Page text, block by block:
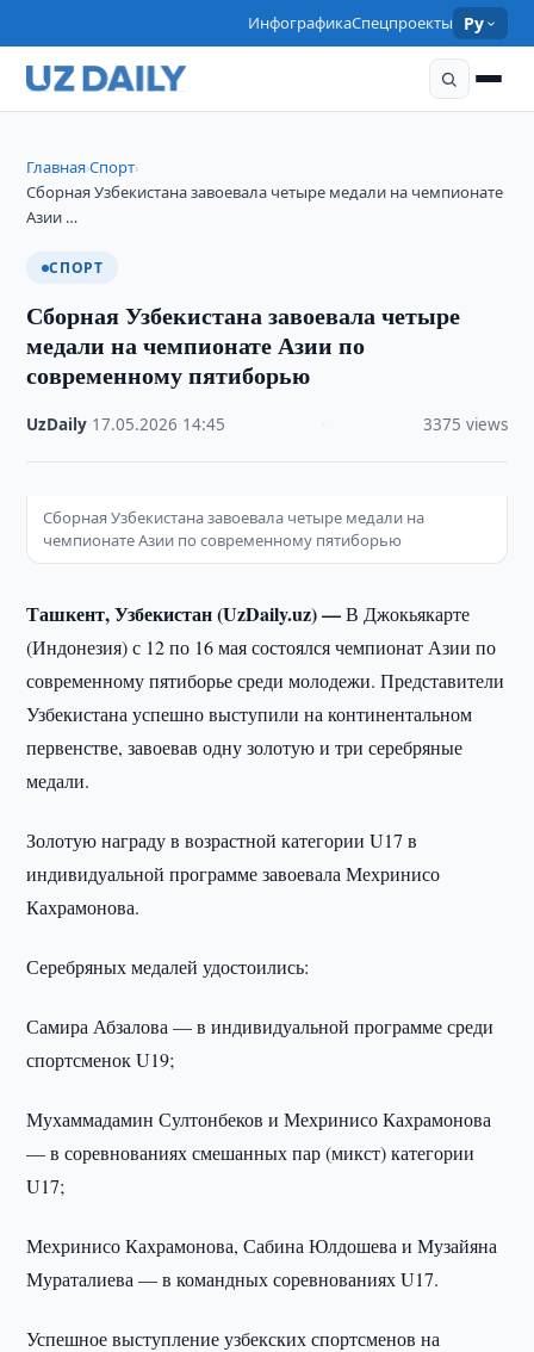
ИнфографикаСпецпроекты Ру
Главная›Спорт›
Сборная Узбекистана завоевала четыре медали на чемпионате
Азии …
СПОРТ
Сборная Узбекистана завоевала четыре
медали на чемпионате Азии по
современному пятиборью
UzDaily 17.05.2026 14:45 3375 views
Сборная Узбекистана завоевала четыре медали на
чемпионате Азии по современному пятиборью
Ташкент, Узбекистан (UzDaily.uz) —В Джокьякарте
(Индонезия) с 12 по 16 мая состоялся чемпионат Азии по
современному пятиборье среди молодежи. Представители
Узбекистана успешно выступили на континентальном
первенстве, завоевав одну золотую и три серебряные
медали.
Золотую награду в возрастной категории U17 в
индивидуальной программе завоевала Мехринисо
Кахрамонова.
Серебряных медалей удостоились:
Самира Абзалова — в индивидуальной программе среди
спортсменок U19;
Мухаммадамин Султонбеков и Мехринисо Кахрамонова
— в соревнованиях смешанных пар (микст) категории
U17;
Мехринисо Кахрамонова, Сабина Юлдошева и Музайяна
Мураталиева — в командных соревнованиях U17.
Успешное выступление узбекских спортсменов на